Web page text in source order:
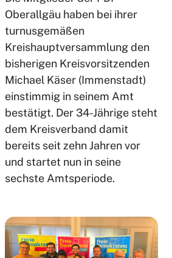
Oberallgäu haben bei ihrer
turnusgemäßen
Kreishauptversammlung den
bisherigen Kreisvorsitzenden
Michael Käser (Immenstadt)
einstimmig in seinem Amt
bestätigt. Der 34-Jährige steht
dem Kreisverband damit
bereits seit zehn Jahren vor
und startet nun in seine
sechste Amtsperiode.